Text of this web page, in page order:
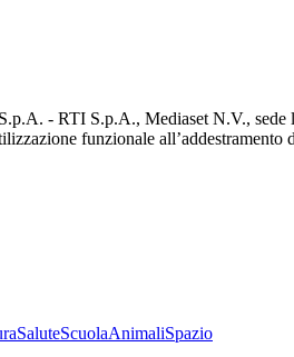
- RTI S.p.A., Mediaset N.V., sede
funzionale all’addestramento
SaluteScuolaAnimaliSpazio